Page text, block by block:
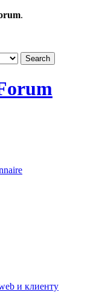
.
и клиенту